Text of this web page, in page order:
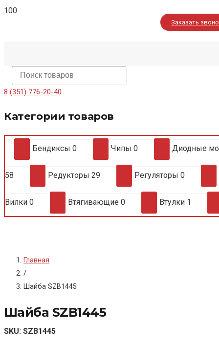
Заказать
8 (351) 776-20-40
Категории товаров
Бендиксы 0 Чипы 0 Диодные
58 Редукторы 29 Регуляторы 0
Вилки 0 Втягивающие 0 Втулки 1
Главная
/
Шайба SZB1445
Шайба SZB1445
SKU: SZB1445